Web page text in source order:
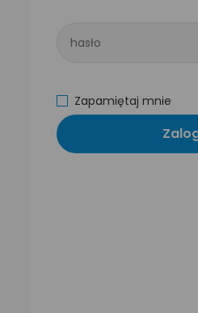
hasło
Zapamiętaj mnie